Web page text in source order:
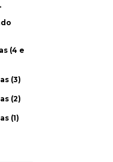
(4 e
(3)
(2)
(1)